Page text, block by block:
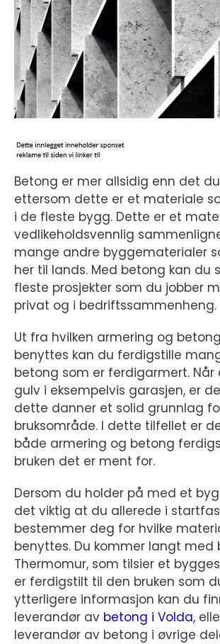
Betong er mer allsidig enn det
ettersom dette er et materiale
i de fleste bygg. Dette er et
vedlikeholdsvennlig
mange andre byggematerialer
her til lands. Med betong kan du
fleste prosjekter som du jobber
privat og i bedriftssammenheng.
Ut fra hvilken armering og
benyttes kan du ferdigstille
betong som er ferdigarmert. Når
gulv i eksempelvis garasjen, er
dette danner et solid grunnlag
bruksområde. I dette tilfellet er
både armering og betong
bruken det er ment for.
Dersom du holder på med et
det viktig at du allerede i
bestemmer deg for hvilke
benyttes. Du kommer langt med
Thermomur, som tilsier et
er ferdigstilt til den bruken som
ytterligere informasjon kan du
leverandør av betong i Volda,
leverandør av betong i øvrige